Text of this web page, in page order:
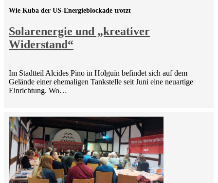
Solarenergie und „kreativer
Widerstand“
Wie Kuba der US-Energieblockade trotzt
Im Stadtteil Alcides Pino in Holguín befindet sich auf dem
Gelände einer ehemaligen Tankstelle seit Juni eine neuartige
Einrichtung. Wo…